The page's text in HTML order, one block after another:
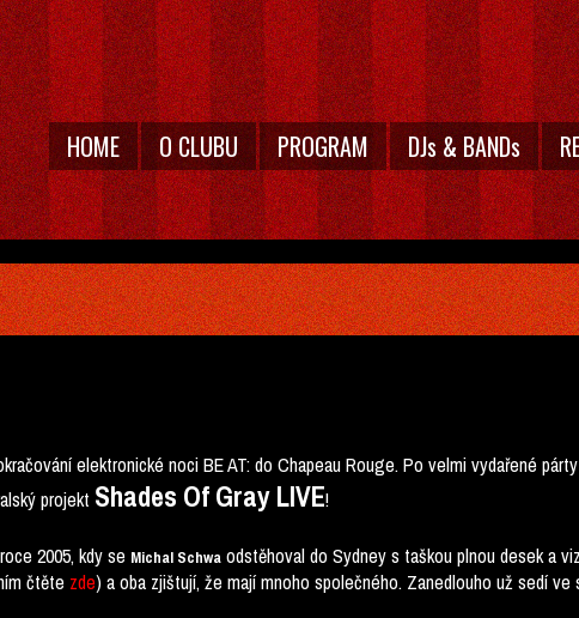
HOME O CLUBU PROGRAM DJs & BANDs
elektronické noci BE AT: do Chapeau Rouge. Po velmi vydařené
projekt Shades Of Gray LIVE!
2005, kdy se Michal Schwa odstěhoval do Sydney s taškou plnou desek a
čtěte zde) a oba zjištují, že mají mnoho společného. Zanedlouho už sedí